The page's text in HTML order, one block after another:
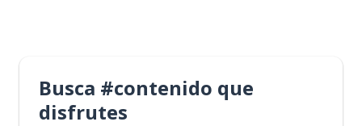
Busca #contenido que
disfrutes